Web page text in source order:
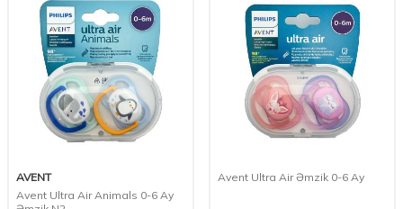
AVENT
Avent Ultra Air Animals 0-6 Ay
Avent Ultra Air Əmzik 0-6 Ay